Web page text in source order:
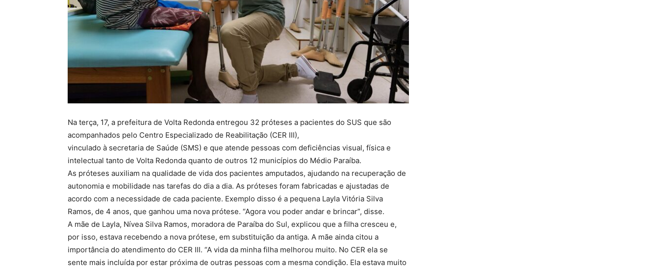
Na terça, 17, a prefeitura de Volta Redonda entregou 32 próteses a pacientes do SUS que são
acompanhados pelo Centro Especializado de Reabilitação (CER III),
vinculado à secretaria de Saúde (SMS) e que atende pessoas com deficiências visual, física e
intelectual tanto de Volta Redonda quanto de outros 12 municípios do Médio Paraíba.
As próteses auxiliam na qualidade de vida dos pacientes amputados, ajudando na recuperação de
autonomia e mobilidade nas tarefas do dia a dia. As próteses foram fabricadas e ajustadas de
acordo com a necessidade de cada paciente. Exemplo disso é a pequena Layla Vitória Silva
Ramos, de 4 anos, que ganhou uma nova prótese. “Agora vou poder andar e brincar”, disse.
A mãe de Layla, Nívea Silva Ramos, moradora de Paraíba do Sul, explicou que a filha cresceu e,
por isso, estava recebendo a nova prótese, em substituição da antiga. A mãe ainda citou a
importância do atendimento do CER III. “A vida da minha filha melhorou muito. No CER ela se
sente mais incluída por estar próxima de outras pessoas com a mesma condição. Ela estava muito